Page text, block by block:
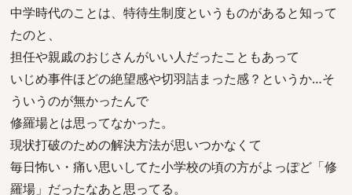
中学時代のことは、特待生制度というものがあると知って
たのと、
担任や親戚のおじさんがいい人だったこともあって
いじめ事件ほどの絶望感や切羽詰まった感？というか…そ
ういうのが無かったんで
修羅場とは思ってなかった。
現状打破のための解決方法が思いつかなくて
毎日怖い・痛い思いしてた小学校の頃の方がよっぽど「修
羅場」だったなあと思ってる。